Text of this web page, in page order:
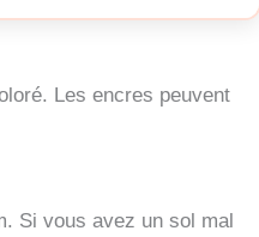
Les encres peuvent
Si vous avez un sol mal